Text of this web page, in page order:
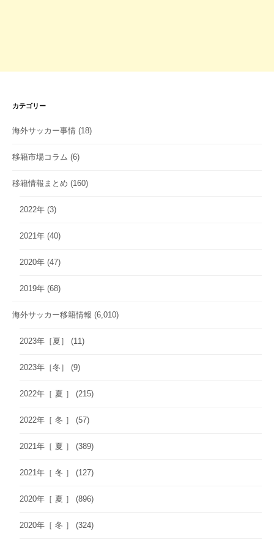
カテゴリー
海外サッカー事情 (18)
移籍市場コラム (6)
移籍情報まとめ (160)
2022年 (3)
2021年 (40)
2020年 (47)
2019年 (68)
海外サッカー移籍情報 (6,010)
2023年［夏］ (11)
2023年［冬］ (9)
2022年［ 夏 ］ (215)
2022年［ 冬 ］ (57)
2021年［ 夏 ］ (389)
2021年［ 冬 ］ (127)
2020年［ 夏 ］ (896)
2020年［ 冬 ］ (324)